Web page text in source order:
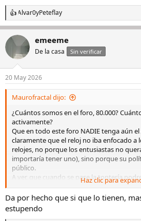
R
e
a
c
i
e
s
Alvar0yPeteflay
emeeme
De la casa Sin verificar
20 May 2026
Maurofractal dijo:
¿Cuántos somos en el foro, 80.000?
activamente?
Que en todo este foro NADIE tenga aún
claramente que el reloj no iba enfocado a
relojes, no porque los entusiastas no
importaría tener uno), sino porque su
público.
A ver, que cuando se pase la tontería
incluyo en ese sector, pero que en un
la relojería no tengamos acceso.... es un
Haz clic para
Da por hecho que si que lo tienen,
estupendo